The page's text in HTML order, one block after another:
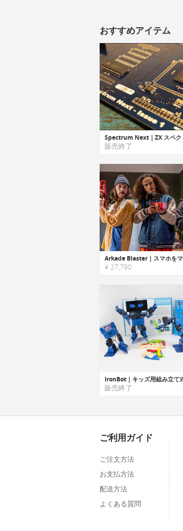
おすすめアイテム
販売終了
¥ 27,790
販売終了
ご利用ガイド
ご注文方法
お支払方法
配送方法
よくある質問